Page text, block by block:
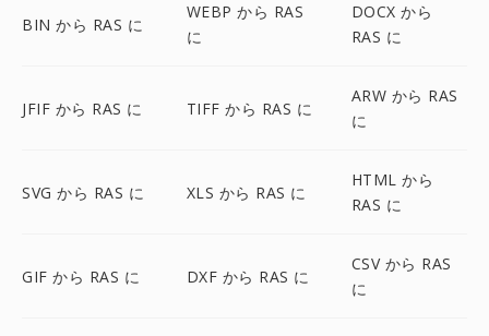
BIN から RAS に
WEBP から RAS
に
DOCX から
RAS に
JFIF から RAS に TIFF から RAS に
ARW から RAS
に
SVG から RAS に XLS から RAS に
HTML から
RAS に
GIF から RAS に DXF から RAS に
CSV から RAS
に